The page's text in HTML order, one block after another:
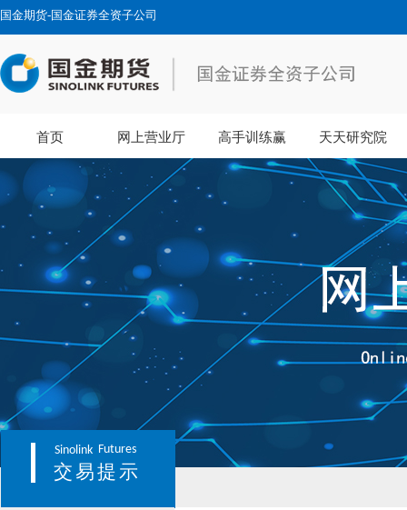
国金期货-国金证券全资子公司
首页 网上营业厅 高手训练赢 天天研究院
Sinolink Futures
交易提示